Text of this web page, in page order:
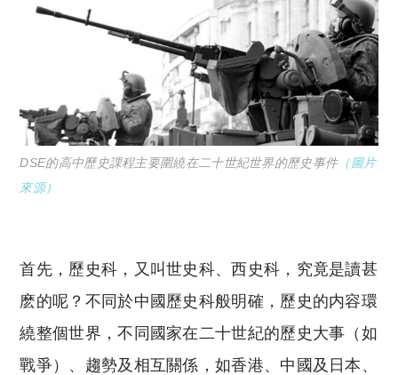
DSE的高中歷史課程主要圍繞在二十世紀世界的歷史事件（圖片
來源）
首先，歷史科，又叫世史科、西史科，究竟是讀甚
麽的呢？不同於中國歷史科般明確，歷史的内容環
繞整個世界，不同國家在二十世紀的歷史大事（如
戰爭）、趨勢及相互關係，如香港、中國及日本、